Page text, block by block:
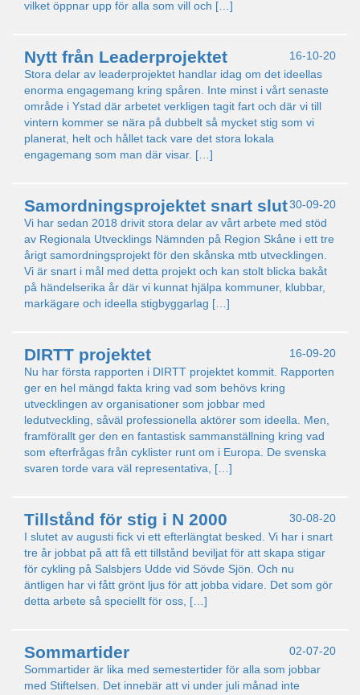
vilket öppnar upp för alla som vill och […]
16-10-20
Nytt från Leaderprojektet
Stora delar av leaderprojektet handlar idag om det ideellas
enorma engagemang kring spåren. Inte minst i vårt senaste
område i Ystad där arbetet verkligen tagit fart och där vi till
vintern kommer se nära på dubbelt så mycket stig som vi
planerat, helt och hållet tack vare det stora lokala
engagemang som man där visar. […]
30-09-20
Samordningsprojektet snart slut
Vi har sedan 2018 drivit stora delar av vårt arbete med stöd
av Regionala Utvecklings Nämnden på Region Skåne i ett tre
årigt samordningsprojekt för den skånska mtb utvecklingen.
Vi är snart i mål med detta projekt och kan stolt blicka bakåt
på händelserika år där vi kunnat hjälpa kommuner, klubbar,
markägare och ideella stigbyggarlag […]
16-09-20
DIRTT projektet
Nu har första rapporten i DIRTT projektet kommit. Rapporten
ger en hel mängd fakta kring vad som behövs kring
utvecklingen av organisationer som jobbar med
ledutveckling, såväl professionella aktörer som ideella. Men,
framförallt ger den en fantastisk sammanställning kring vad
som efterfrågas från cyklister runt om i Europa. De svenska
svaren torde vara väl representativa, […]
30-08-20
Tillstånd för stig i N 2000
I slutet av augusti fick vi ett efterlängtat besked. Vi har i snart
tre år jobbat på att få ett tillstånd beviljat för att skapa stigar
för cykling på Salsbjers Udde vid Sövde Sjön. Och nu
äntligen har vi fått grönt ljus för att jobba vidare. Det som gör
detta arbete så speciellt för oss, […]
02-07-20
Sommartider
Sommartider är lika med semestertider för alla som jobbar
med Stiftelsen. Det innebär att vi under juli månad inte